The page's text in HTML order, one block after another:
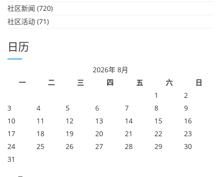
社区新闻 (720)
社区活动 (71)
日历
2026年 8月
一
二 三 四 五 六
日
1
2
3
4 5 6 7 8
9
10
11 12 13 14 15
16
17
18 19 20 21 22
23
24
25 26 27 28 29
30
31